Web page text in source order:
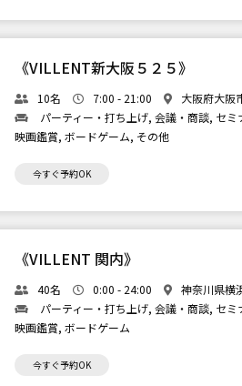
《VILLENT新大阪５２５》
10名 7:00 - 21:00
大阪府大阪
パーティー・打ち上げ, 会議・商談, セ
映画鑑賞, ボードゲーム, その他
今すぐ予約OK
《VILLENT 関内》
40名 0:00 - 24:00
神奈川県横
パーティー・打ち上げ, 会議・商談, セ
映画鑑賞, ボードゲーム
今すぐ予約OK